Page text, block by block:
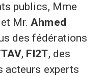
publics, Mme
et Mr.Ahmed
des fédérations
, FI2T, des
acteurs experts